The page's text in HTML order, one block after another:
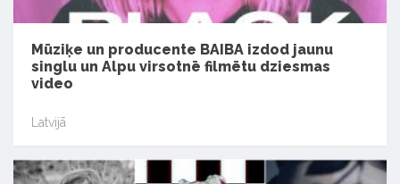
Mūziķe un producente BAIBA izdod jaunu
singlu un Alpu virsotnē filmētu dziesmas
video
Latvijā